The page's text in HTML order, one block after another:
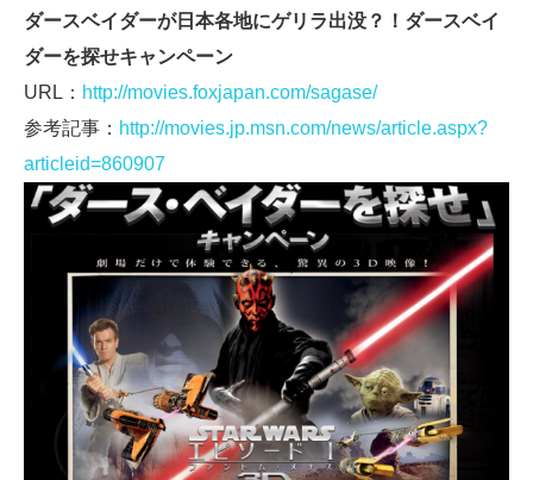
ダースベイダーが日本各地にゲリラ出没？！ダースベイ
ダーを探せキャンペーン
URL： http://movies.foxjapan.com/sagase/
参考記事： http://movies.jp.msn.com/news/article.aspx?
articleid=860907